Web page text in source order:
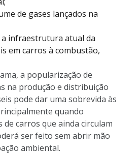
de gases lançados na
infraestrutura atual da
em carros à combustão,
a popularização de
na produção e distribuição
pode dar uma sobrevida às
quando
carros que ainda circulam
ser feito sem abrir mão
ambiental.